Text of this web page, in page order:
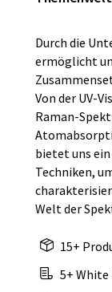
Durch die
ermöglicht
Von der UV-
Raman-
bietet uns
Techniken,
Welt der
15+
5+ White